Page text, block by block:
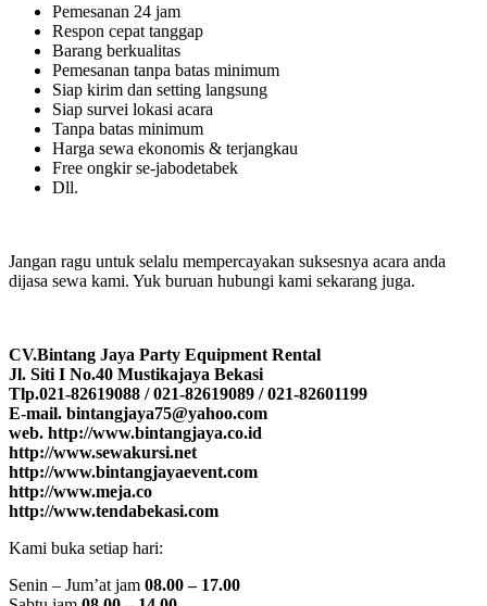
Pemesanan 24 jam
Respon cepat tanggap
Barang berkualitas
Pemesanan tanpa batas minimum
Siap kirim dan setting langsung
Siap survei lokasi acara
Tanpa batas minimum
Harga sewa ekonomis & terjangkau
Free ongkir se-jabodetabek
Dll.
Jangan ragu untuk selalu mempercayakan suksesnya acara anda
dijasa sewa kami. Yuk buruan hubungi kami sekarang juga.
CV.Bintang Jaya Party Equipment Rental
Jl. Siti I No.40 Mustikajaya Bekasi
Tlp.021-82619088 / 021-82619089 / 021-82601199
E-mail. bintangjaya75@yahoo.com
web. http://www.bintangjaya.co.id
http://www.sewakursi.net
http://www.bintangjayaevent.com
http://www.meja.co
http://www.tendabekasi.com
Kami buka setiap hari:
Senin – Jum’at jam 08.00 – 17.00